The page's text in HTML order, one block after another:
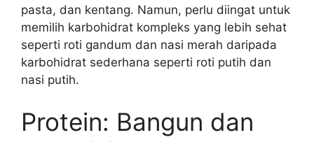
pasta, dan kentang. Namun, perlu diingat untuk
memilih karbohidrat kompleks yang lebih sehat
seperti roti gandum dan nasi merah daripada
karbohidrat sederhana seperti roti putih dan
nasi putih.
Protein: Bangun dan